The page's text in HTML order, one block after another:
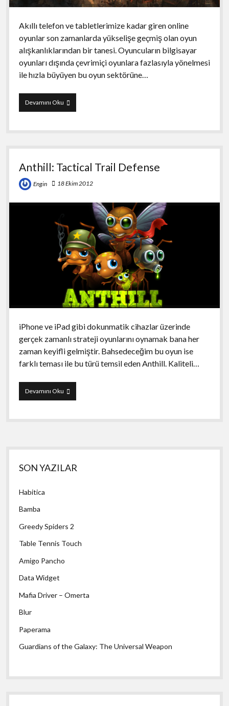
Akıllı telefon ve tabletlerimize kadar giren online
oyunlar son zamanlarda yükselişe geçmiş olan oyun
alışkanlıklarından bir tanesi. Oyuncuların bilgisayar
oyunları dışında çevrimiçi oyunlara fazlasıyla yönelmesi
ile hızla büyüyen bu oyun sektörüne…
Devamını OkuTaht
Online
Anthill: Tactical Trail Defense
Engin 18 Ekim 2012
iPhone ve iPad gibi dokunmatik cihazlar üzerinde
gerçek zamanlı strateji oyunlarını oynamak bana her
zaman keyifli gelmiştir. Bahsedeceğim bu oyun ise
farklı teması ile bu türü temsil eden Anthill. Kaliteli…
Devamını OkuAnthill:
Tactical
Defense
Yan
Menü
SON YAZILAR
Habitica
Bamba
Greedy Spiders 2
Table Tennis Touch
Amigo Pancho
Data Widget
Mafia Driver – Omerta
Blur
Paperama
Guardians of the Galaxy: The Universal Weapon